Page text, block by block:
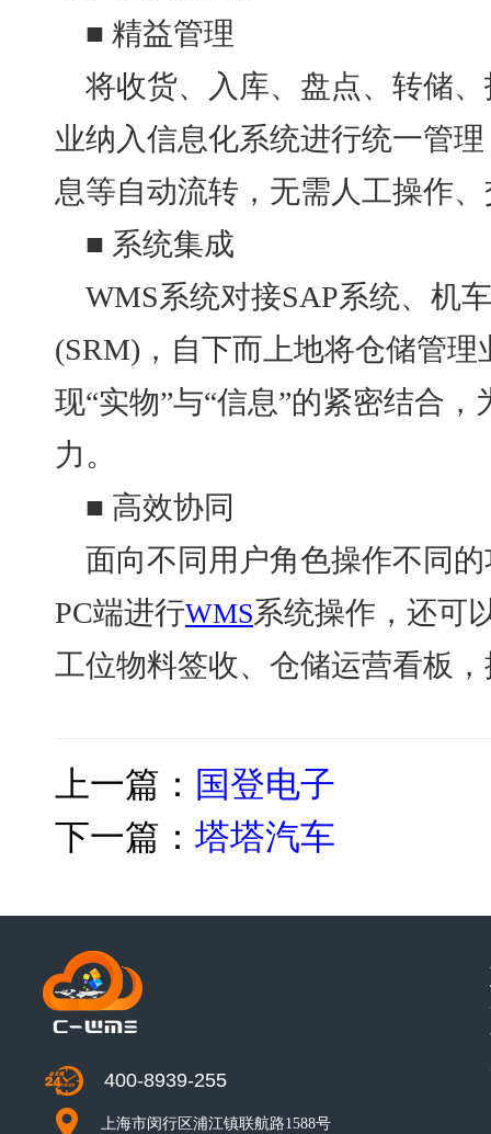
■ 精益管理
将收货、入库、盘点、转储
业纳入信息化系统进行统一管
息等自动流转，无需人工操作
■ 系统集成
WMS系统对接SAP系统、机
(SRM)，自下而上地将仓储管
现“实物”与“信息”的紧密结合
力。
■ 高效协同
面向不同用户角色操作不同
PC端进行WMS系统操作，还可
工位物料签收、仓储运营看板
上一篇： 国登电子
下一篇： 塔塔汽车
400-8939-255
上海市闵行区浦江镇联航路1588号